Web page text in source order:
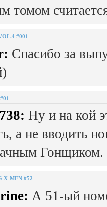
томом
#001
Спасибо за
Ну и на кой
а не вводить
Гонщиком.
X-MEN #52
А 51-ый